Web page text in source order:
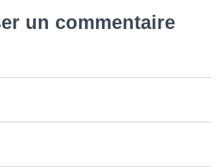
un commentaire